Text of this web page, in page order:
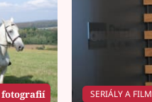
fotografií SERIÁLY A